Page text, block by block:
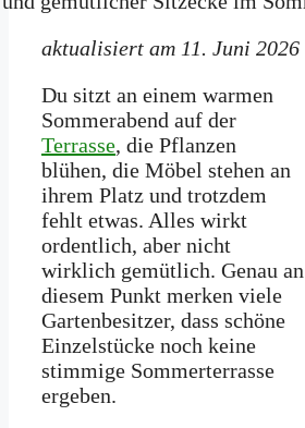
aktualisiert am 11. Juni 2026
Du sitzt an einem warmen
Sommerabend auf der
Terrasse, die Pflanzen
blühen, die Möbel stehen an
ihrem Platz und trotzdem
fehlt etwas. Alles wirkt
ordentlich, aber nicht
wirklich gemütlich. Genau an
diesem Punkt merken viele
Gartenbesitzer, dass schöne
Einzelstücke noch keine
stimmige Sommerterrasse
ergeben.